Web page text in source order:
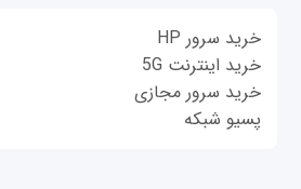
خرید سرور HP
خرید اینترنت 5G
خرید سرور مجازی
پسیو شبکه